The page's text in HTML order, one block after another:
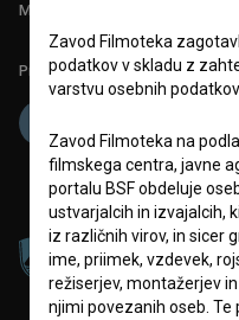
Mednarodna številka ISSN 2670-
Projekt sofinancira:
Zavod Filmoteka
podatkov v skladu z
varstvu osebnih podatkov.
Zavod Filmoteka na
filmskega centra, javne
portalu BSF obdeluje
ustvarjalcih in izvajalcih,
iz različnih virov, in sicer
ime, priimek, vzdevek,
režiserjev, montažerjev
njimi povezanih oseb.